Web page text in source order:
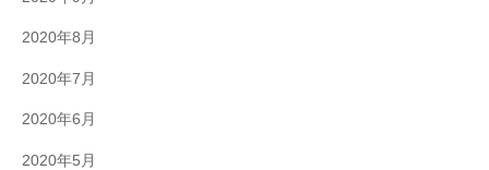
2020年8月
2020年7月
2020年6月
2020年5月